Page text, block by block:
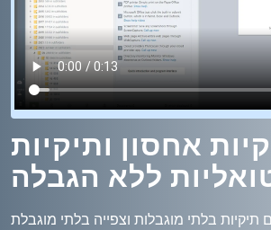
אחסון ותיקיות
ללא הגבלה
בלתי מוגבלות וצפייה בלתי מוגבלת